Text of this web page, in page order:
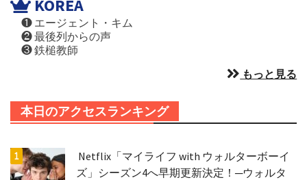
KOREA
❶ エージェント・キム
❷ 最後列からの声
❸ 鉄槌教師
もっと見る
本日のアクセスランキング
Netflix「マイライフ with ウォルターボーイ
ズ」シーズン4へ早期更新決定！─ウォルタ